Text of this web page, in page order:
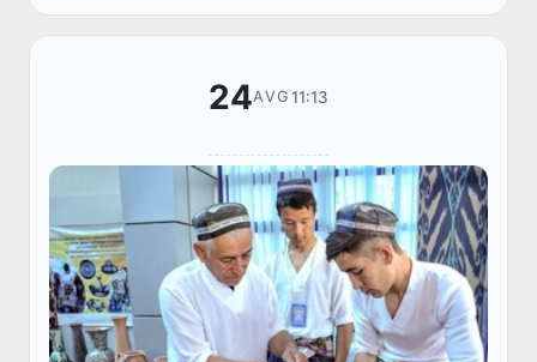
shodiyona kunl...
24AVG 11:13